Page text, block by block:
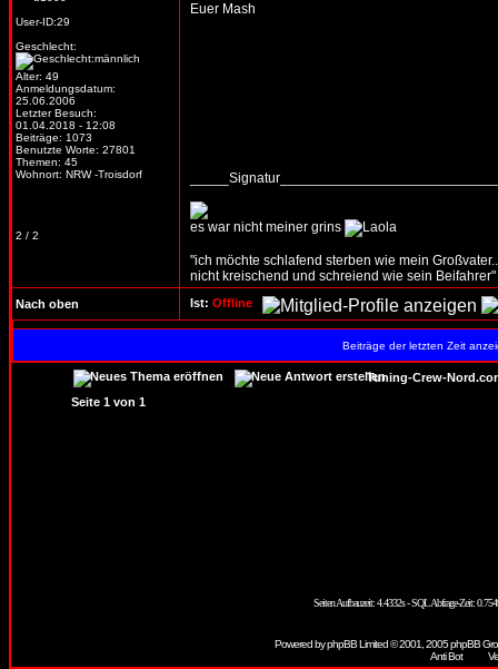
User-ID:29
Geschlecht:
Alter: 49
Anmeldungsdatum:
25.06.2006
Letzter Besuch:
01.04.2018 - 12:08
Beiträge: 1073
Benutzte Worte: 27801
Themen: 45
Wohnort: NRW -Troisdorf
2 / 2
Euer Mash
es war nicht meiner grins
"ich möchte schlafend sterben wie mein
nicht kreischend und schreiend wie sein Beifahrer"
Nach oben Ist: Offline
Beiträge der letzten Zeit
Tuning-Crew-
Seite1 von1
Seiten Aufbauzeit: 4.4332s - SQL Abfrage-Zeit:
Powered byphpBBLimited © 2001, 2005 phpBB